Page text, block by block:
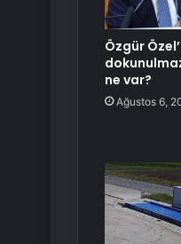
Özgür
ne var?
Ağustos 6,